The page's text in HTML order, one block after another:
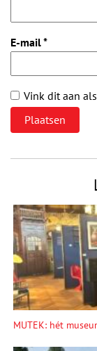
E-mail*
Vink dit aan
MUTEK: hét